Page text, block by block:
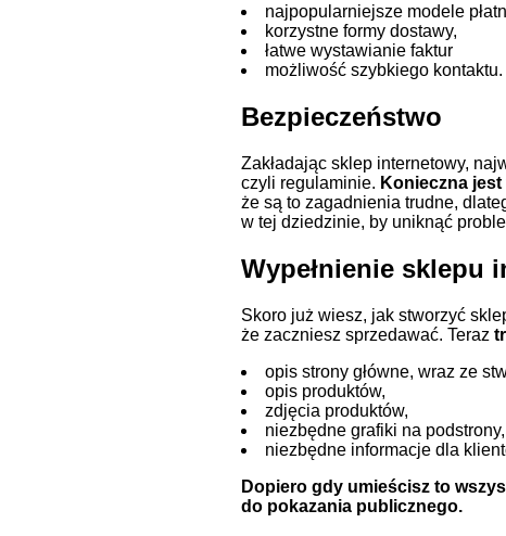
najpopularniejsze modele
korzystne formy dostawy,
łatwe wystawianie faktur
możliwość szybkiego kontaktu.
Bezpieczeństwo
Zakładając sklep internetowy,
czyli regulaminie. Konieczna
że są to zagadnienia trudne,
w tej dziedzinie, by uniknąć
Wypełnienie sklepu
Skoro już wiesz, jak stworzyć
że zaczniesz sprzedawać. Teraz
opis strony główne, wraz ze
opis produktów,
zdjęcia produktów,
niezbędne grafiki na podstrony,
niezbędne informacje dla
Dopiero gdy umieścisz to
do pokazania publicznego.